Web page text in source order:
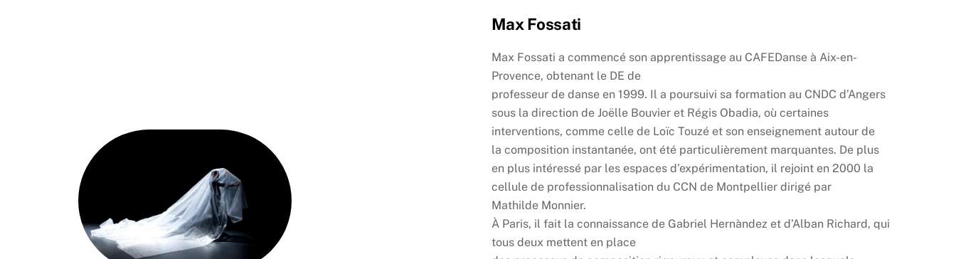
Max Fossati
Max Fossati a commencé son apprentissage au CAFEDanse à Aix-en-
Provence, obtenant le DE de
professeur de danse en 1999. Il a poursuivi sa formation au CNDC d’Angers
sous la direction de Joëlle Bouvier et Régis Obadia, où certaines
interventions, comme celle de Loïc Touzé et son enseignement autour de
la composition instantanée, ont été particulièrement marquantes. De plus
en plus intéressé par les espaces d’expérimentation, il rejoint en 2000 la
cellule de professionnalisation du CCN de Montpellier dirigé par
Mathilde Monnier.
À Paris, il fait la connaissance de Gabriel Hernàndez et d’Alban Richard, qui
tous deux mettent en place